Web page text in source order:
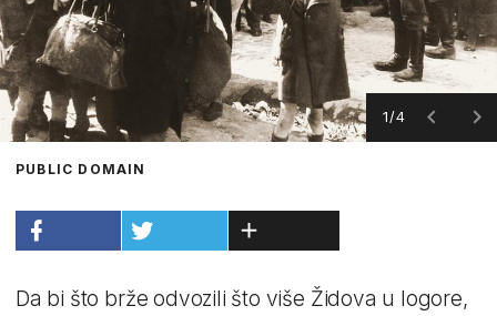
1/4
PUBLIC DOMAIN
Da bi što brže odvozili što više Židova u logore,